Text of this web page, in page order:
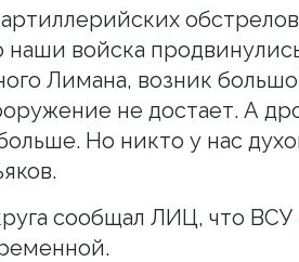
наши войска
Лимана, возник
не достает. А
Но никто у нас
сообщал ЛИЦ, что ВСУ